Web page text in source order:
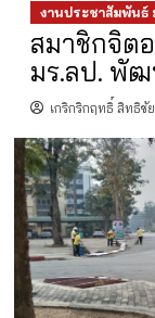
งานประชาสัมพันธ์
สมาชิกจิต
มร.ลป. พั
เกริกริกฤทธิ์ สิทธิชัย